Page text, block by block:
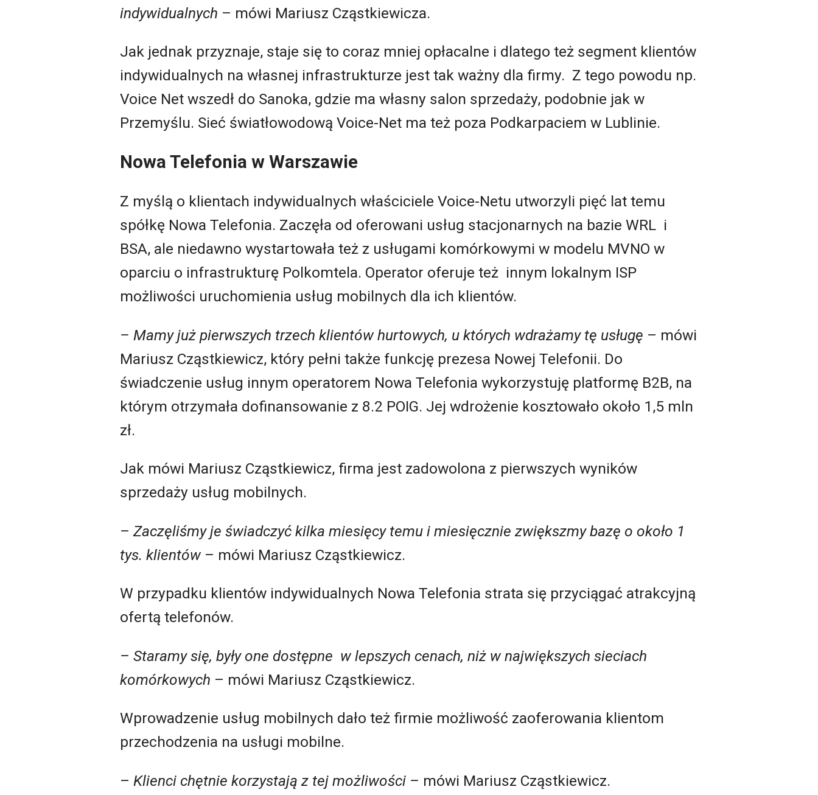
indywidualnych – mówi Mariusz Cząstkiewicza.
Jak jednak przyznaje, staje się to coraz mniej opłacalne i dlatego też segment klientów
indywidualnych na własnej infrastrukturze jest tak ważny dla firmy. Z tego powodu np.
Voice Net wszedł do Sanoka, gdzie ma własny salon sprzedaży, podobnie jak w
Przemyślu. Sieć światłowodową Voice-Net ma też poza Podkarpaciem w Lublinie.
Nowa Telefonia w Warszawie
Z myślą o klientach indywidualnych właściciele Voice-Netu utworzyli pięć lat temu
spółkę Nowa Telefonia. Zaczęła od oferowani usług stacjonarnych na bazie WRL i
BSA, ale niedawno wystartowała też z usługami komórkowymi w modelu MVNO w
oparciu o infrastrukturę Polkomtela. Operator oferuje też innym lokalnym ISP
możliwości uruchomienia usług mobilnych dla ich klientów.
– Mamy już pierwszych trzech klientów hurtowych, u których wdrażamy tę usługę – mówi
Mariusz Cząstkiewicz, który pełni także funkcję prezesa Nowej Telefonii. Do
świadczenie usług innym operatorem Nowa Telefonia wykorzystuję platformę B2B, na
którym otrzymała dofinansowanie z 8.2 POIG. Jej wdrożenie kosztowało około 1,5 mln
zł.
Jak mówi Mariusz Cząstkiewicz, firma jest zadowolona z pierwszych wyników
sprzedaży usług mobilnych.
– Zaczęliśmy je świadczyć kilka miesięcy temu i miesięcznie zwiększmy bazę o około 1
tys. klientów– mówi Mariusz Cząstkiewicz.
W przypadku klientów indywidualnych Nowa Telefonia strata się przyciągać atrakcyjną
ofertą telefonów.
– Staramy się, były one dostępne w lepszych cenach, niż w największych sieciach
komórkowych – mówi Mariusz Cząstkiewicz.
Wprowadzenie usług mobilnych dało też firmie możliwość zaoferowania klientom
przechodzenia na usługi mobilne.
– Klienci chętnie korzystają z tej możliwości – mówi Mariusz Cząstkiewicz.